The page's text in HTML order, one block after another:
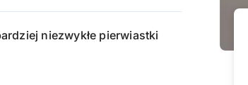
niezwykłe pierwiastki